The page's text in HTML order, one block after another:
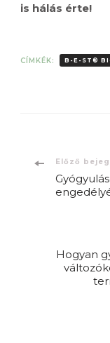
is hálás érte!
CÍMKÉK: B-E-ST®
Előző
Hogyan